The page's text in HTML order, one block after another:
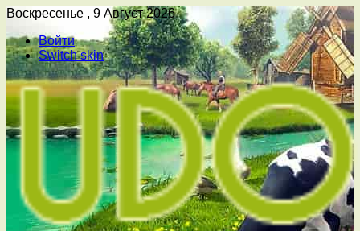
Воскресенье , 9 Август 2026
Войти
Switch skin